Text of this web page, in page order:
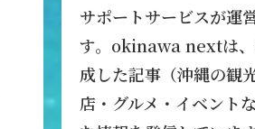
サポートサービスが運
す。okinawa nextは
成した記事（沖縄の観
店・グルメ・イベント